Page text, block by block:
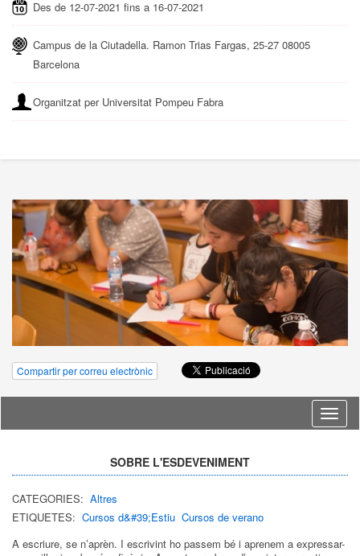
Des de 12-07-2021 fins a 16-07-2021
Campus de la Ciutadella. Ramon Trias Fargas, 25-27 08005
Barcelona
Organitzat per Universitat Pompeu Fabra
Compartir per correu electrònic
Idioma
SOBRE L'ESDEVENIMENT
CATEGORIES: Altres
ETIQUETES: Cursos d&#39;Estiu Cursos de verano
A escriure, se n’aprèn. I escrivint ho passem bé i aprenem a expressar-